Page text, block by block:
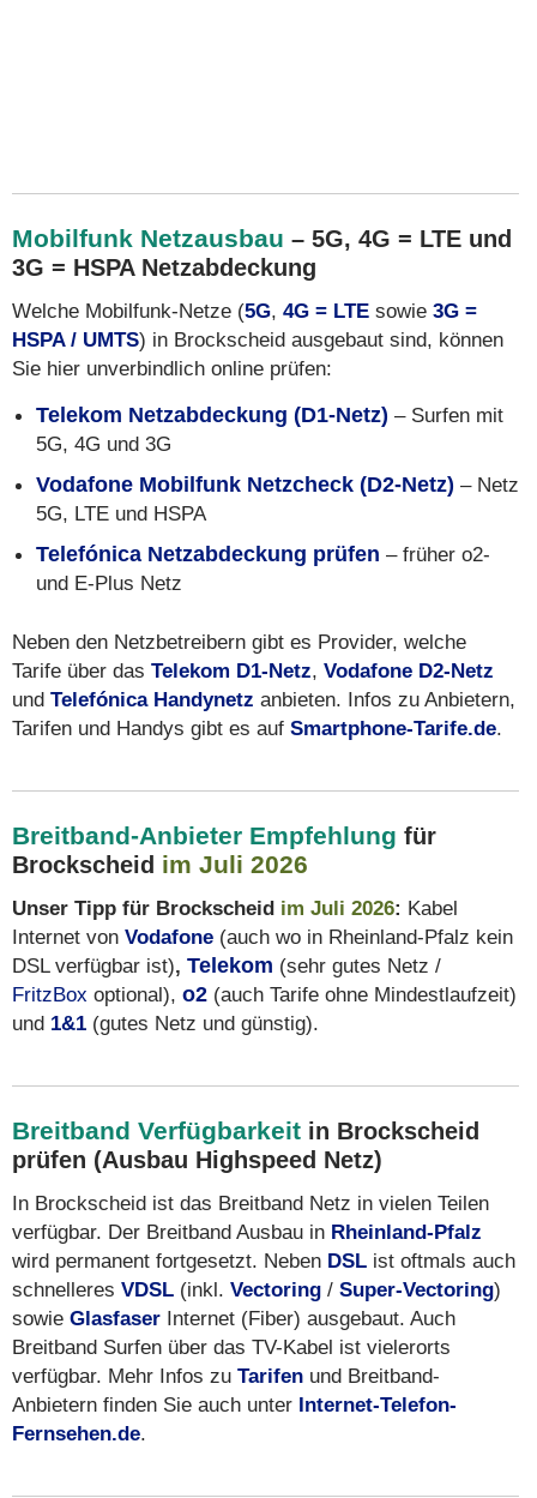
Mobilfunk Netzausbau – 5G, 4G = LTE und
3G = HSPA Netzabdeckung
Welche Mobilfunk-Netze (5G, 4G = LTE sowie 3G =
HSPA / UMTS) in Brockscheid ausgebaut sind, können
Sie hier unverbindlich online prüfen:
Telekom Netzabdeckung (D1-Netz) – Surfen mit
5G, 4G und 3G
Vodafone Mobilfunk Netzcheck (D2-Netz) – Netz
5G, LTE und HSPA
Telefónica Netzabdeckung prüfen – früher o2-
und E-Plus Netz
Neben den Netzbetreibern gibt es Provider, welche
Tarife über das Telekom D1-Netz, Vodafone D2-Netz
und Telefónica Handynetz anbieten. Infos zu Anbietern,
Tarifen und Handys gibt es auf Smartphone-Tarife.de.
Breitband-Anbieter Empfehlung für
Brockscheid im Juli 2026
Unser Tipp für Brockscheid im Juli 2026: Kabel
Internet von Vodafone (auch wo in Rheinland-Pfalz kein
DSL verfügbar ist), Telekom (sehr gutes Netz /
FritzBox optional), o2 (auch Tarife ohne Mindestlaufzeit)
und 1&1 (gutes Netz und günstig).
Breitband Verfügbarkeit in Brockscheid
prüfen (Ausbau Highspeed Netz)
In Brockscheid ist das Breitband Netz in vielen Teilen
verfügbar. Der Breitband Ausbau in Rheinland-Pfalz
wird permanent fortgesetzt. Neben DSL ist oftmals auch
schnelleres VDSL (inkl. Vectoring / Super-Vectoring)
sowie Glasfaser Internet (Fiber) ausgebaut. Auch
Breitband Surfen über das TV-Kabel ist vielerorts
verfügbar. Mehr Infos zu Tarifen und Breitband-
Anbietern finden Sie auch unter Internet-Telefon-
Fernsehen.de.